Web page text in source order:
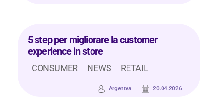
5 step per migliorare la customer
experience in store
CONSUMER NEWS RETAIL
Argentea 20.04.2026